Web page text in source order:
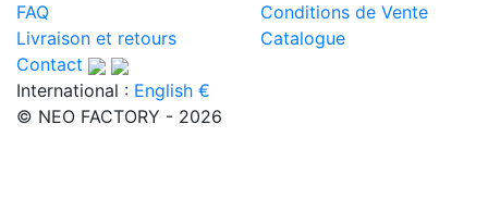
FAQ
Conditions de Vente
Livraison et retours
Catalogue
Contact
International : English €
© NEO FACTORY - 2026